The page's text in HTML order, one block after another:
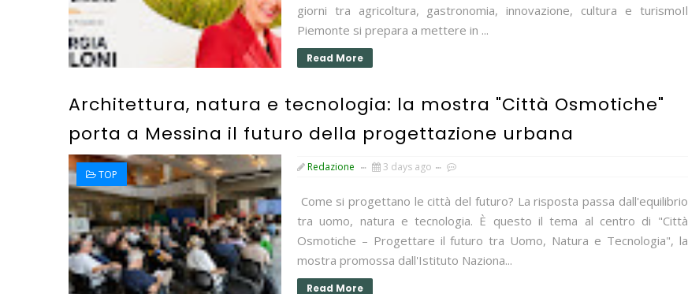
giorni tra agricoltura, gastronomia, innovazione, cultura e turismoIl
Piemonte si prepara a mettere in ...
Read More
Architettura, natura e tecnologia: la mostra "Città Osmotiche"
porta a Messina il futuro della progettazione urbana
TOP
Redazione 3 days ago
Come si progettano le città del futuro? La risposta passa dall'equilibrio
tra uomo, natura e tecnologia. È questo il tema al centro di "Città
Osmotiche – Progettare il futuro tra Uomo, Natura e Tecnologia", la
mostra promossa dall'Istituto Naziona...
Read More